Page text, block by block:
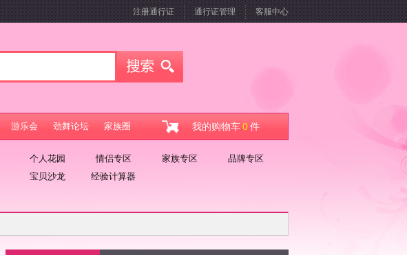
注册通行证 通行证管理 客服中心
游乐会 劲舞论坛 家族圈 我的购物车0件
个人花园 情侣专区 家族专区
品牌专区
宝贝沙龙 经验计算器